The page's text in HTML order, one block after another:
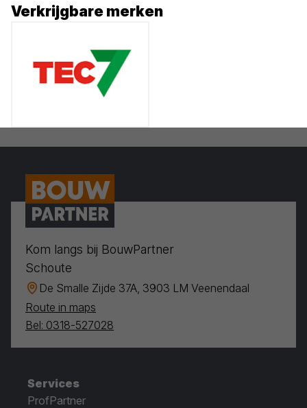
Verkrijgbare merken
Kom langs bij BouwPartner
Schoute
De Smalle Zijde 37A, 3903 LM Veenendaal
Route in maps
Bel: 0318-527028
Services
ProfPartner